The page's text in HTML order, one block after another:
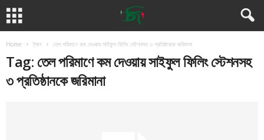
Home ট্যাগ তেল পরিমাণে কম দেওয়ায় সাইফুল ফিলিং স্টেশনসহ ৩ প্রতিষ্ঠানকে জরিমানা
Tag: তেল পরিমাণে কম দেওয়ায় সাইফুল ফিলিং স্টেশনসহ
৩ প্রতিষ্ঠানকে জরিমানা